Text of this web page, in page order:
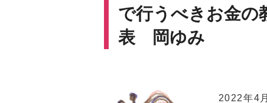
で行うべきお金
表 岡ゆみ
2022年4月